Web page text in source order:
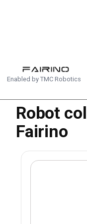
Enabled by TMC Robotics
Robot
Fairino